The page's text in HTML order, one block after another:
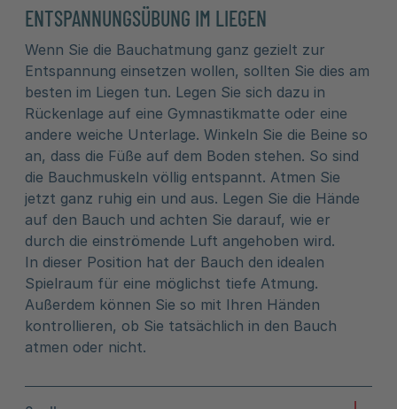
ENTSPANNUNGSÜBUNG IM LIEGEN
Wenn Sie die Bauchatmung ganz gezielt zur
Entspannung einsetzen wollen, sollten Sie dies am
besten im Liegen tun. Legen Sie sich dazu in
Rückenlage auf eine Gymnastikmatte oder eine
andere weiche Unterlage. Winkeln Sie die Beine so
an, dass die Füße auf dem Boden stehen. So sind
die Bauchmuskeln völlig entspannt. Atmen Sie
jetzt ganz ruhig ein und aus. Legen Sie die Hände
auf den Bauch und achten Sie darauf, wie er
durch die einströmende Luft angehoben wird.
In dieser Position hat der Bauch den idealen
Spielraum für eine möglichst tiefe Atmung.
Außerdem können Sie so mit Ihren Händen
kontrollieren, ob Sie tatsächlich in den Bauch
atmen oder nicht.